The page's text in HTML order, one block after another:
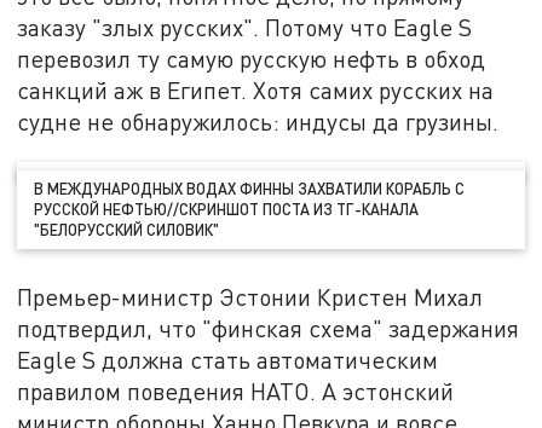
заказу "злых русских". Потому что Eagle S
перевозил ту самую русскую нефть в обход
санкций аж в Египет. Хотя самих русских на
судне не обнаружилось: индусы да грузины.
В МЕЖДУНАРОДНЫХ ВОДАХ ФИННЫ ЗАХВАТИЛИ КОРАБЛЬ С
РУССКОЙ НЕФТЬЮ//СКРИНШОТ ПОСТА ИЗ ТГ-КАНАЛА
"БЕЛОРУССКИЙ СИЛОВИК"
Премьер-министр Эстонии Кристен Михал
подтвердил, что "финская схема" задержания
Eagle S должна стать автоматическим
правилом поведения НАТО. А эстонский